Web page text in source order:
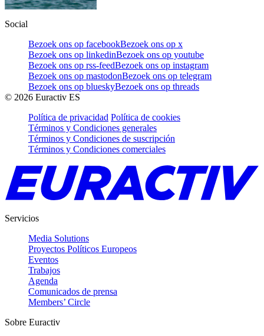
Social
Bezoek ons op facebookBezoek ons op x
Bezoek ons op linkedinBezoek ons op youtube
Bezoek ons op rss-feedBezoek ons op instagram
Bezoek ons op mastodonBezoek ons op telegram
Bezoek ons op blueskyBezoek ons op threads
© 2026 Euractiv ES
Política de privacidad Política de cookies
Términos y Condiciones generales
Términos y Condiciones de suscripción
Términos y Condiciones comerciales
Servicios
Media Solutions
Proyectos Políticos Europeos
Eventos
Trabajos
Agenda
Comunicados de prensa
Members’ Circle
Sobre Euractiv